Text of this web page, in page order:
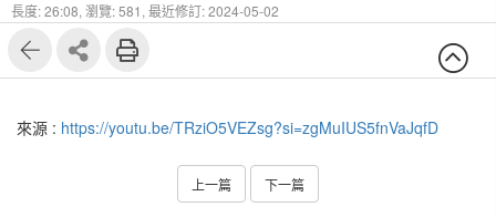
長度: 26:08, 瀏覽: 581, 最近修訂: 2024-05-02
來源 : https://youtu.be/TRziO5VEZsg?si=zgMuIUS5fnVaJqfD
上一篇 下一篇